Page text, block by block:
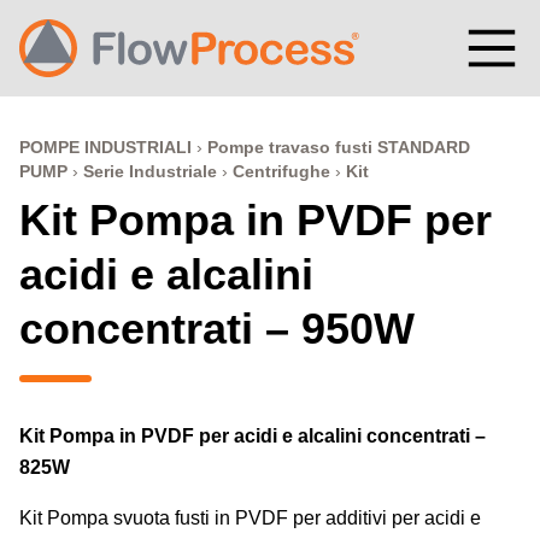
POMPE INDUSTRIALI
Pompe travaso fusti STANDARD
PUMP
Serie Industriale Centrifughe Kit
Kit Pompa in PVDF per
acidi e alcalini
concentrati – 950W
Kit Pompa in PVDF per acidi e alcalini concentrati –
825W
Kit Pompa svuota fusti in PVDF per additivi per acidi e